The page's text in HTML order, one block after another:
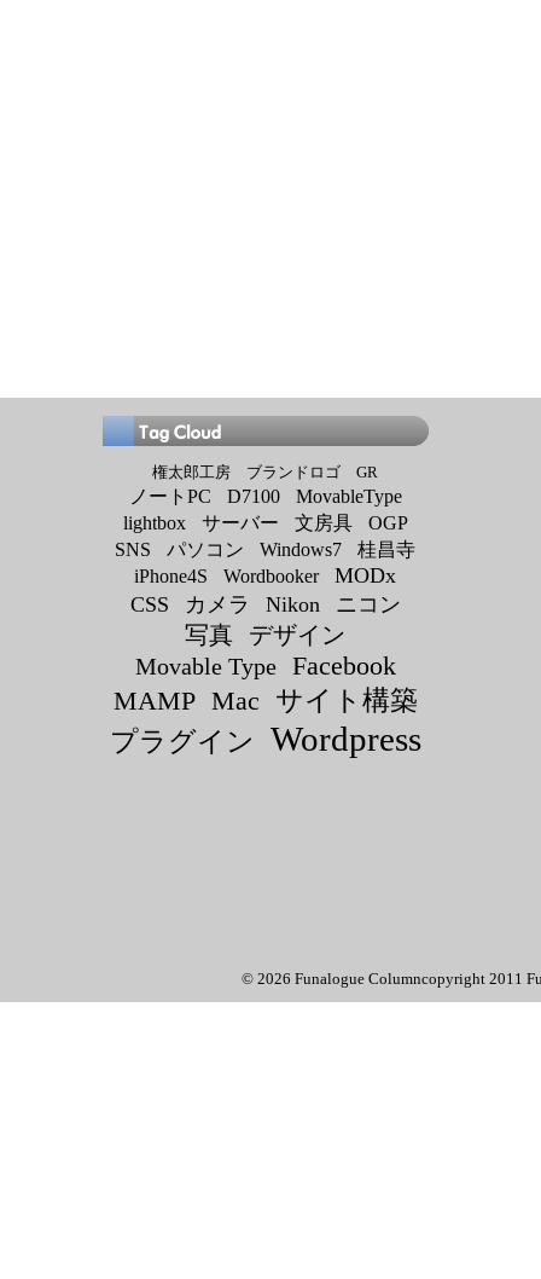
権太郎工房 ブランドロゴ GR
ノートPC D7100
MovableType
lightbox
サーバー 文房具
OGP
SNS
パソコン Windows7
桂昌寺
iPhone4S
Wordbooker
MODx
CSS
カメラ Nikon ニコン
写真
デザイン
Movable Type Facebook
MAMP Mac
サイト構築
プラグイン
Wordpress
© 2026 Funalogue Columncopyright 2011